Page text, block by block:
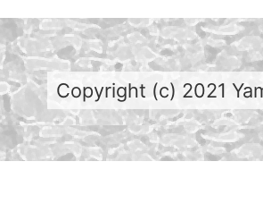
Copyright (c) 2021